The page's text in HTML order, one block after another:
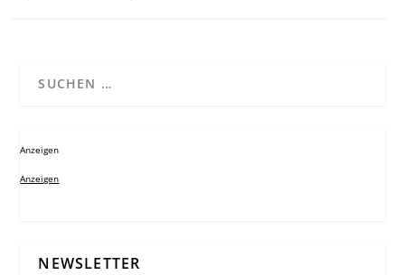
Anzeigen
Anzeigen
NEWSLETTER